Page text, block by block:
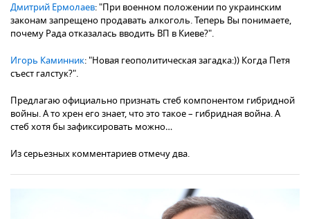
Дмитрий Ермолаев: "При военном положении по украинским
законам запрещено продавать алкоголь. Теперь Вы понимаете,
почему Рада отказалась вводить ВП в Киеве?".
Игорь Каминник: "Новая геополитическая загадка:)) Когда Петя
съест галстук?".
Предлагаю официально признать стеб компонентом гибридной
войны. А то хрен его знает, что это такое – гибридная война. А
стеб хотя бы зафиксировать можно…
Из серьезных комментариев отмечу два.